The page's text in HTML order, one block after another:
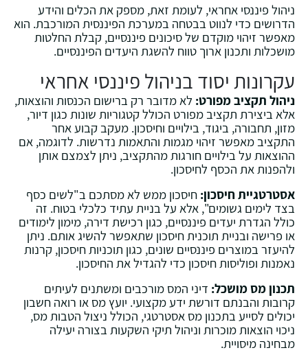
ניהול פיננסי אחראי, לעומת זאת, מספק את הכלים והידע
הדרושים כדי לנווט בבטחה במערכת הפיננסית המורכבת. הוא
מאפשר זיהוי מוקדם של סיכונים פיננסיים, קבלת החלטות
מושכלות ותכנון ארוך טווח להשגת היעדים הפיננסיים.
עקרונות יסוד בניהול פיננסי אחראי
ניהול תקציב מפורט: לא מדובר רק ברישום הכנסות והוצאות,
אלא ביצירת תקציב מפורט הכולל קטגוריות שונות כגון דיור,
מזון, תחבורה, ביגוד, בילויים וחיסכון. מעקב קבוע אחר
התקציב מאפשר זיהוי מגמות והתאמות נדרשות. לדוגמה, אם
ההוצאות על בילויים חורגות מהתקציב, ניתן לצמצם אותן
ולהפנות את הכסף לחיסכון.
אסטרטגיית חיסכון: חיסכון ממש לא מסתכם ב"לשים כסף
בצד לימים גשומים", אלא על בניית עתיד כלכלי בטוח. זה
כולל הגדרת יעדים פיננסיים, כגון רכישת דירה, מימון לימודים
או פרישה ובניית תוכנית חיסכון שתאפשר להשיג אותם. ניתן
להיעזר במוצרים פיננסיים שונים, כגון תוכניות חיסכון, קרנות
נאמנות ופוליסות חיסכון כדי להגדיל את החיסכון.
תכנון מס מושכל: דיני המס מורכבים ומשתנים לעיתים
קרובות והבנתם דורשת ידע מקצועי. יועץ מס או רואה חשבון
יכולים לסייע בתכנון מס אסטרטגי, הכולל ניצול הטבות מס,
ניכוי הוצאות מוכרות וניהול תיקי השקעות בצורה יעילה
מבחינה מיסויית.